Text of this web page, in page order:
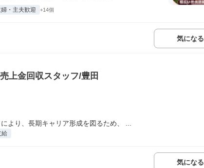
婦・主夫歓迎 +14個
気になる
上金回収スタッフ/豊田
より、長期キャリア形成を図るため、 ...
給
気になる